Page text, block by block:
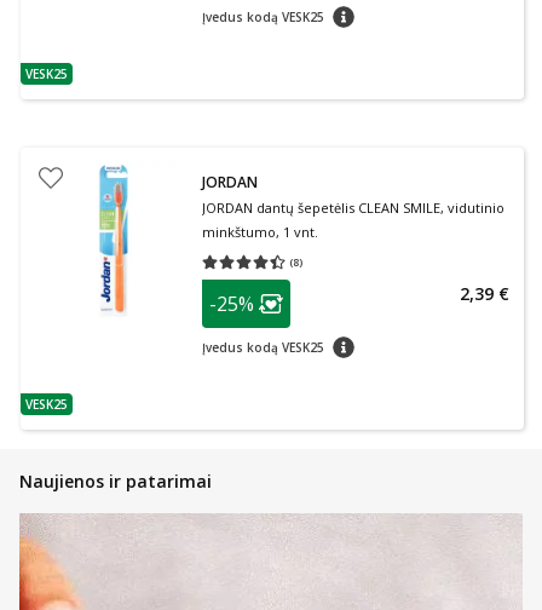
patarimas
VESK25
Įvedus kodą VESK25 patarimas
patarimas
VESK25
JORDAN
JORDAN dantų šepetėlis CLEAN SMILE, vidutinio
minkštumo, 1 vnt.
(8)
Vidutinis įvertinimas 4.38
patarimas
Lojalumo klubo narių nuolaida
-25%
Įvedus kodą VESK25 patarimas
2,39 €
Naujienos ir patarimai